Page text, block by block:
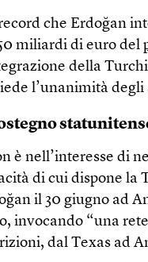
che Erdoğan
miliardi di euro del
della
l’unanimità degli
è nell’interesse di
di cui dispone la
il 30 giugno ad
invocando “una
dal Texas ad